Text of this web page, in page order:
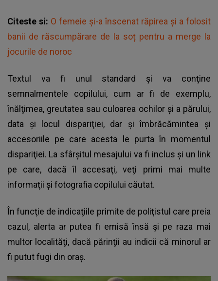
Citeste si: O femeie și-a înscenat răpirea și a folosit
banii de răscumpărare de la soț pentru a merge la
jocurile de noroc
Textul va fi unul standard şi va conţine
semnalmentele copilului, cum ar fi de exemplu,
înălţimea, greutatea sau culoarea ochilor şi a părului,
data şi locul dispariţiei, dar şi îmbrăcămintea şi
accesoriile pe care acesta le purta în momentul
dispariţiei. La sfârşitul mesajului va fi inclus şi un link
pe care, dacă îl accesaţi, veţi primi mai multe
informaţii şi fotografia copilului căutat.
În funcţie de indicaţiile primite de poliţistul care preia
cazul, alerta ar putea fi emisă însă şi pe raza mai
multor localităţi, dacă părinţii au indicii că minorul ar
fi putut fugi din oraş.